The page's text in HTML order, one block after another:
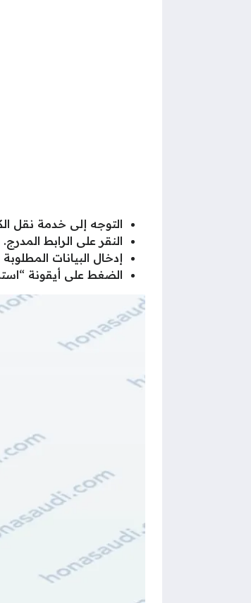
التوجه إلى خدمة نقل
النقر على الرابط المدرج.
إدخال البيانات
الضغط على أيقونة